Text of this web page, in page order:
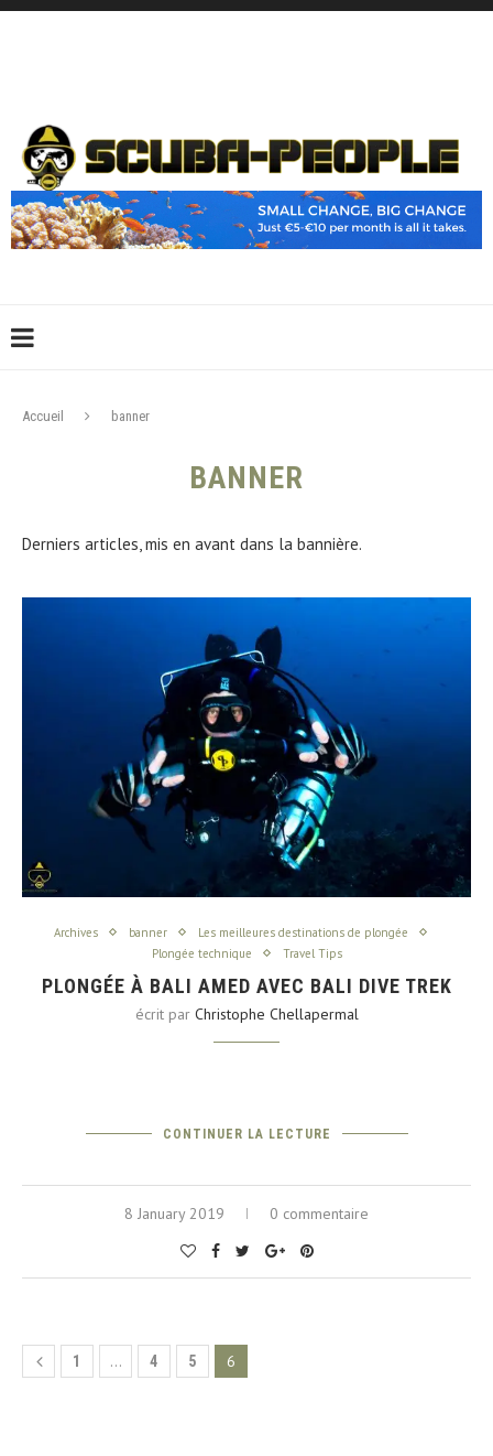
Accueil banner
BANNER
Derniers articles, mis en avant dans la bannière.
Archives banner
Les meilleures destinations de plongée
Plongée technique
Travel Tips
PLONGÉE À BALI AMED AVEC BALI DIVE TREK
écrit par Christophe Chellapermal
CONTINUER LA LECTURE
8 January 2019 0 commentaire
1 … 4 5 6